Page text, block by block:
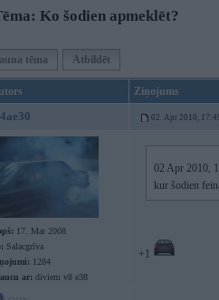
Ko šodien apmeklēt?
tēma Atbildēt
Ziņojums
02. Apr 2010,
17. Mar 2008
Salacgrīva
1284
ar: diviem v8 e38
02 Apr 2010,
kur šodien
+1